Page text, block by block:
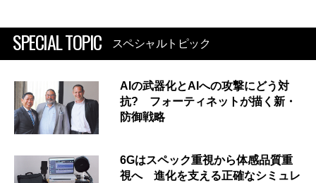
SPECIAL TOPIC スペシャルトピック
AIの武器化とAIへの攻撃にどう対
抗? フォーティネットが描く新・
防御戦略
6Gはスペック重視から体感品質重
視へ 進化を支える正確なシミュレ